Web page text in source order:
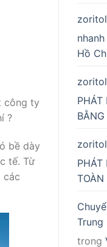
công ty
?
bề dày
tế. Từ
các
Hồ
PHÁT
PHÁT
TOÀN
Trung
trong